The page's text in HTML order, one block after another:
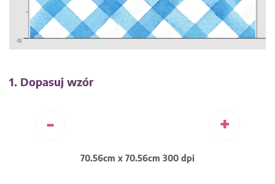
1. Dopasuj wzór
- +
70.56cm x 70.56cm 300 dpi